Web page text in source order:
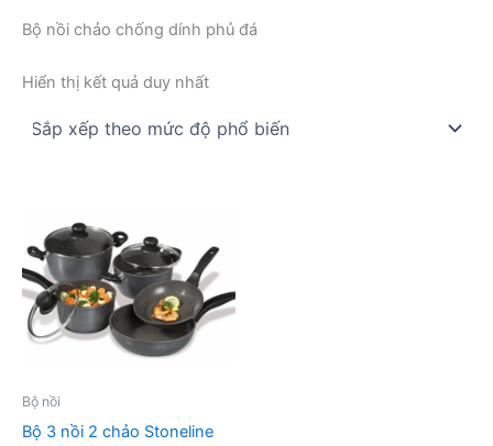
Bộ nồi chảo chống dính phủ đá
Hiển thị kết quả duy nhất
Bộ nồi
Bộ 3 nồi 2 chảo Stoneline